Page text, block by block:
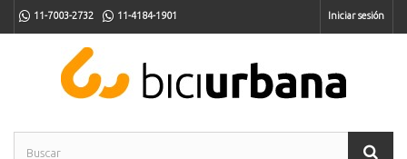
11-7003-2732 11-4184-1901 Iniciar sesión